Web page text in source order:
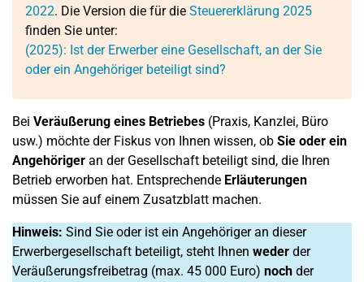
2022. Die Version die für die Steuererklärung 2025
finden Sie unter:
(2025): Ist der Erwerber eine Gesellschaft, an der Sie
oder ein Angehöriger beteiligt sind?
Bei Veräußerung eines Betriebes (Praxis, Kanzlei, Büro
usw.) möchte der Fiskus von Ihnen wissen, ob Sie oder ein
Angehöriger an der Gesellschaft beteiligt sind, die Ihren
Betrieb erworben hat. Entsprechende Erläuterungen
müssen Sie auf einem Zusatzblatt machen.
Hinweis: Sind Sie oder ist ein Angehöriger an dieser
Erwerbergesellschaft beteiligt, steht Ihnen weder der
Veräußerungsfreibetrag (max. 45 000 Euro) noch der